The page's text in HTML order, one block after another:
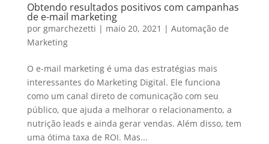
Obtendo resultados positivos com campanhas
de e-mail marketing
por gmarchezetti | maio 20, 2021 | Automação de
Marketing
O e-mail marketing é uma das estratégias mais
interessantes do Marketing Digital. Ele funciona
como um canal direto de comunicação com seu
público, que ajuda a melhorar o relacionamento, a
nutrição leads e ainda gerar vendas. Além disso, tem
uma ótima taxa de ROI. Mas...